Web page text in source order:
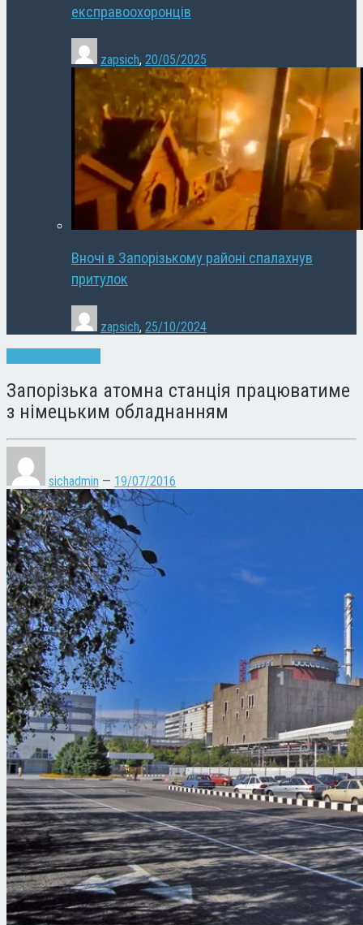
експравоохоронців
zapsich, 20/05/2025
Вночі в Запорізькому районі спалахнув
притулок
zapsich, 25/10/2024
Запорізька атомна станція працюватиме
з німецьким обладнанням
sichadmin — 19/07/2016